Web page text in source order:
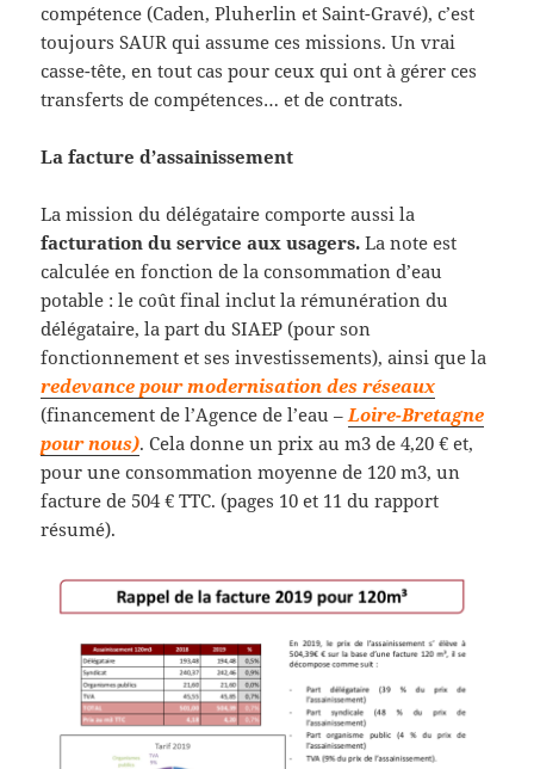
compétence (Caden, Pluherlin et Saint-Gravé), c’est
toujours SAUR qui assume ces missions. Un vrai
casse-tête, en tout cas pour ceux qui ont à gérer ces
transferts de compétences… et de contrats.
La facture d’assainissement
La mission du délégataire comporte aussi la
facturation du service aux usagers.La note est
calculée en fonction de la consommation d’eau
potable : le coût final inclut la rémunération du
délégataire, la part du SIAEP (pour son
fonctionnement et ses investissements), ainsi que la
redevance pour modernisation des réseaux
(financement de l’Agence de l’eau –Loire-Bretagne
pour nous). Cela donne un prix au m3 de 4,20 € et,
pour une consommation moyenne de 120 m3, un
facture de 504 € TTC. (pages 10 et 11 du rapport
résumé).